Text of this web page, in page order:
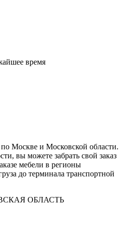
время
Москве и Московской области.
вы можете забрать свой заказ
мебели в регионы
до терминала транспортной
ОБЛАСТЬ